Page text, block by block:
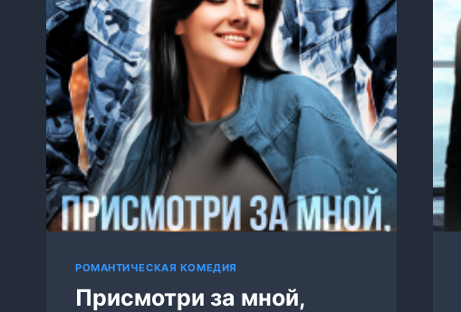
РОМАНТИЧЕСКАЯ КОМЕДИЯ
Присмотри за мной,